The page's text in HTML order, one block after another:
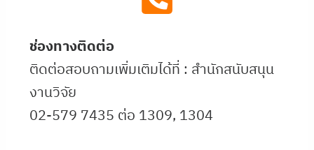
ช่องทางติดต่อ
ติดต่อสอบถามเพิ่มเติมได้ที่ : สำนักสนับสนุน
งานวิจัย
02-579 7435 ต่อ 1309, 1304